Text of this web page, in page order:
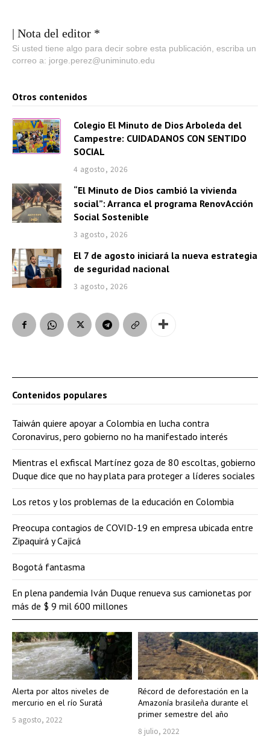
| Nota del editor *
Si usted tiene algo para decir sobre esta publicación, escriba un
correo a: jorge.perez@uniminuto.edu
Otros contenidos
Colegio El Minuto de Dios Arboleda del
Campestre: CUIDADANOS CON SENTIDO
SOCIAL
4 agosto, 2026
“El Minuto de Dios cambió la vivienda
social”: Arranca el programa RenovAcción
Social Sostenible
3 agosto, 2026
El 7 de agosto iniciará la nueva estrategia
de seguridad nacional
3 agosto, 2026
Alerta por altos niveles de
mercurio en el río Suratá
5 agosto, 2022
Récord de deforestación en la
Amazonía brasileña durante el
primer semestre del año
8 julio, 2022
Contenidos populares
Taiwán quiere apoyar a Colombia en lucha contra
Coronavirus, pero gobierno no ha manifestado interés
Mientras el exfiscal Martínez goza de 80 escoltas, gobierno
Duque dice que no hay plata para proteger a líderes sociales
Los retos y los problemas de la educación en Colombia
Preocupa contagios de COVID-19 en empresa ubicada entre
Zipaquirá y Cajicá
Bogotá fantasma
En plena pandemia Iván Duque renueva sus camionetas por
más de $ 9 mil 600 millones